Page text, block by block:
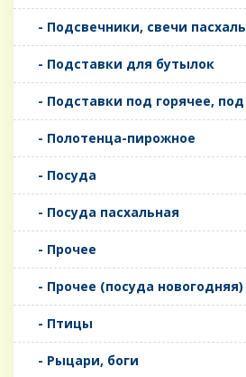
- Подсвечники, свечи
- Подставки для бутылок
- Подставки под горячее,
- Полотенца-пирожное
- Посуда
- Посуда пасхальная
- Прочее
- Прочее (посуда новогодняя)
- Птицы
- Рыцари, боги